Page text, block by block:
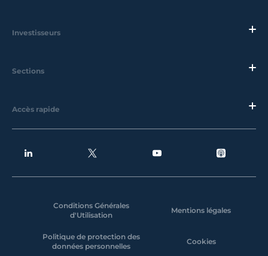
Investisseurs
Sections
Accès rapide
Conditions Générales
d'Utilisation
Mentions légales
Politique de protection des
données personnelles
Cookies